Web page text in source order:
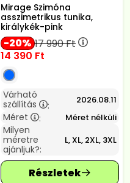
Mirage Szimóna
asszimetrikus tunika,
királykék-pink
20 17 990Ft
14 390 Ft
Várható
szállítás
: 2026.08.11
Méret : Méret nélküli
Milyen
méretre
ajánljuk?:
L, XL, 2XL, 3XL